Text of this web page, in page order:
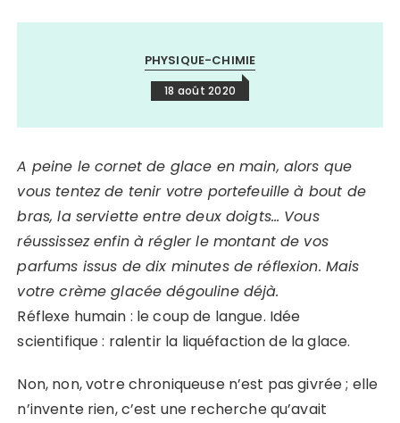
PHYSIQUE-CHIMIE
18 août 2020
A peine le cornet de glace en main, alors que
vous tentez de tenir votre portefeuille à bout de
bras, la serviette entre deux doigts… Vous
réussissez enfin à régler le montant de vos
parfums issus de dix minutes de réflexion. Mais
votre crème glacée dégouline déjà.
Réflexe humain : le coup de langue. Idée
scientifique : ralentir la liquéfaction de la glace.
Non, non, votre chroniqueuse n’est pas givrée ; elle
n’invente rien, c’est une recherche qu’avait